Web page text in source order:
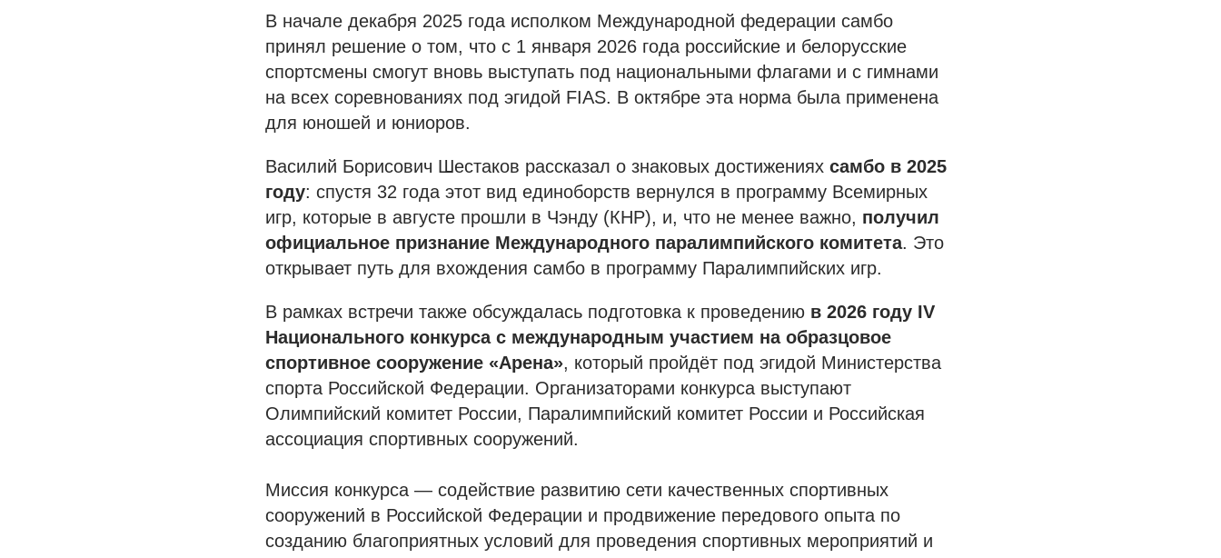
В начале декабря 2025 года исполком Международной федерации самбо
принял решение о том, что с 1 января 2026 года российские и белорусские
спортсмены смогут вновь выступать под национальными флагами и с гимнами
на всех соревнованиях под эгидой FIAS. В октябре эта норма была применена
для юношей и юниоров.
Василий Борисович Шестаков рассказал о знаковых достижениях самбо в 2025
году: спустя 32 года этот вид единоборств вернулся в программу Всемирных
игр, которые в августе прошли в Чэнду (КНР), и, что не менее важно, получил
официальное признание Международного паралимпийского комитета. Это
открывает путь для вхождения самбо в программу Паралимпийских игр.
В рамках встречи также обсуждалась подготовка к проведению в 2026 году IV
Национального конкурса с международным участием на образцовое
спортивное сооружение «Арена», который пройдёт под эгидой Министерства
спорта Российской Федерации. Организаторами конкурса выступают
Олимпийский комитет России, Паралимпийский комитет России и Российская
ассоциация спортивных сооружений.
Миссия конкурса — содействие развитию сети качественных спортивных
сооружений в Российской Федерации и продвижение передового опыта по
созданию благоприятных условий для проведения спортивных мероприятий и